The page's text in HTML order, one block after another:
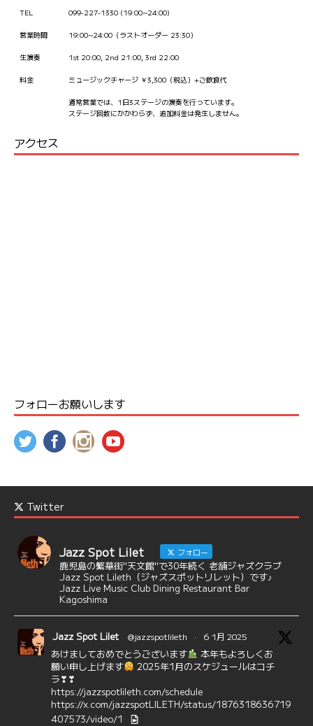
TEL 099-227-1330 (19:00~24:00)
営業時間 19:00~24:00（ラストオーダー 23:30）
生演奏 1st 20:00, 2nd 21:00, 3rd 22:00
料金 ミュージックチャージ ￥3,300（税込）+ご飲食代
通常営業では、1日3ステージの演奏を行っています。
ステージ回数にかかわらず、追加料金は発生しません。
アクセス
フォローお願いします
Twitter
Jazz Spot Lilet フォロー
鹿児島の繁華街"天文館"で30年続く 老舗ジャズクラブ
Jazz Spot Lileth（ジャズスポットリレット）です♪
Jazz Live Music Club Dining Restaurant Bar
Kagoshima
Jazz Spot Lilet @jazzspotlileth · 6 1月 2025
あけましておめでとうございます
本年もよろしくお
願い申し上げます
2025年1月のスケジュールはコチ
ラ❣❣
https://jazzspotlileth.com/schedule
https://x.com/jazzspotLILETH/status/1876318636719
407573/video/1